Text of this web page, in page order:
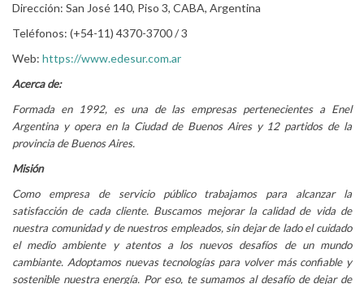
Dirección: San José 140, Piso 3, CABA, Argentina
Teléfonos: (+54-11) 4370-3700 / 3
Web: https://www.edesur.com.ar
Acerca de:
Formada en 1992, es una de las empresas pertenecientes a Enel
Argentina y opera en la Ciudad de Buenos Aires y 12 partidos de la
provincia de Buenos Aires.
Misión
Como empresa de servicio público trabajamos para alcanzar la
satisfacción de cada cliente. Buscamos mejorar la calidad de vida de
nuestra comunidad y de nuestros empleados, sin dejar de lado el cuidado
el medio ambiente y atentos a los nuevos desafíos de un mundo
cambiante. Adoptamos nuevas tecnologías para volver más confiable y
sostenible nuestra energía. Por eso, te sumamos al desafío de dejar de